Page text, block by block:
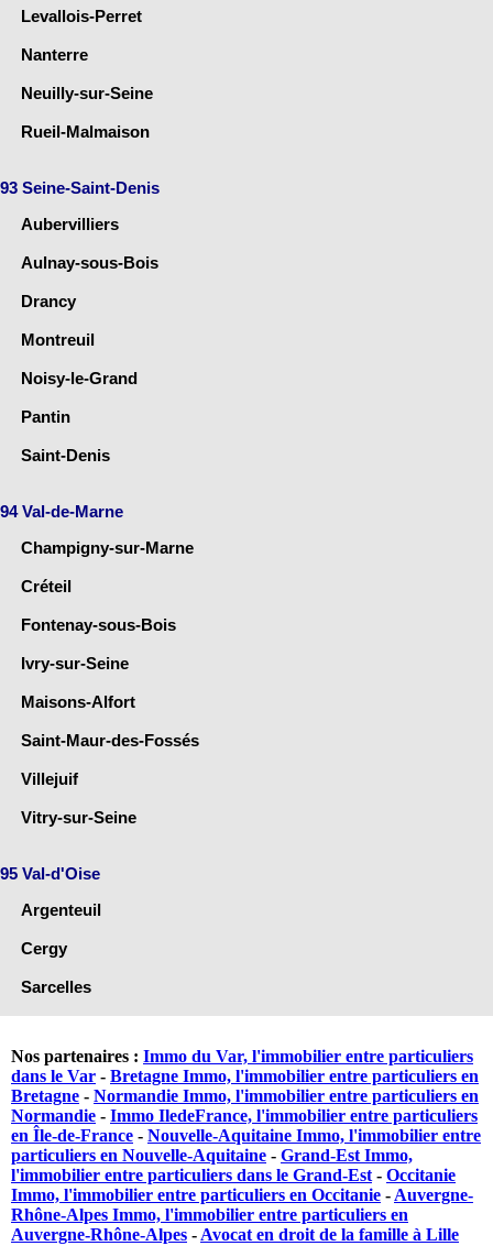
Levallois-Perret
Nanterre
Neuilly-sur-Seine
Rueil-Malmaison
93 Seine-Saint-Denis
Aubervilliers
Aulnay-sous-Bois
Drancy
Montreuil
Noisy-le-Grand
Pantin
Saint-Denis
94 Val-de-Marne
Champigny-sur-Marne
Créteil
Fontenay-sous-Bois
Ivry-sur-Seine
Maisons-Alfort
Saint-Maur-des-Fossés
Villejuif
Vitry-sur-Seine
95 Val-d'Oise
Argenteuil
Cergy
Sarcelles
Nos partenaires : Immo du Var, l'immobilier entre particuliers
dans le Var - Bretagne Immo, l'immobilier entre particuliers en
Bretagne - Normandie Immo, l'immobilier entre particuliers en
Normandie - Immo IledeFrance, l'immobilier entre particuliers
en Île-de-France - Nouvelle-Aquitaine Immo, l'immobilier entre
particuliers en Nouvelle-Aquitaine - Grand-Est Immo,
l'immobilier entre particuliers dans le Grand-Est - Occitanie
Immo, l'immobilier entre particuliers en Occitanie - Auvergne-
Rhône-Alpes Immo, l'immobilier entre particuliers en
Auvergne-Rhône-Alpes - Avocat en droit de la famille à Lille